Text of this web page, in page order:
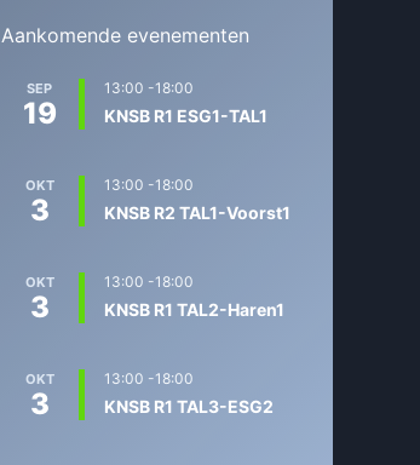
Aankomende evenementen
SEP
19
13:00 -18:00
KNSB R1 ESG1-TAL1
OKT
3
13:00 -18:00
KNSB R2 TAL1-Voorst1
OKT
3
13:00 -18:00
KNSB R1 TAL2-Haren1
OKT
3
13:00 -18:00
KNSB R1 TAL3-ESG2